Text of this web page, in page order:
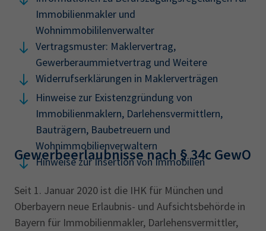
Immobilienmakler und
Wohnimmobililenverwalter
Vertragsmuster: Maklervertrag,
Gewerberaummietvertrag und Weitere
Widerrufserklärungen in Maklerverträgen
Hinweise zur Existenzgründung von
Immobilienmaklern, Darlehensvermittlern,
Bauträgern, Baubetreuern und
Wohnimmobilienverwaltern
Hinweise zur Insertion von Immobilien
Gewerbeerlaubnisse nach § 34c GewO
Seit 1. Januar 2020 ist die IHK für München und
Oberbayern neue Erlaubnis- und Aufsichtsbehörde in
Bayern für Immobilienmakler, Darlehensvermittler,